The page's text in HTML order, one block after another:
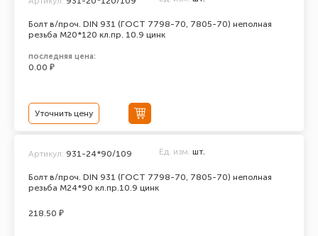
Болт в/проч. DIN 931 (ГОСТ 7798-70, 7805-70) неполная
резьба М20*120 кл.пр. 10.9 цинк
последняя цена:
0.00 ₽
Уточнить цену
Болт в/проч. DIN 931 (ГОСТ 7798-70, 7805-70) неполная
резьба М24*90 кл.пр.10.9 цинк
Артикул: 931-24*90/109 Ед. изм. шт.
218.50 ₽